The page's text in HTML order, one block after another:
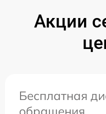
Акции
Бесплатная
обращения